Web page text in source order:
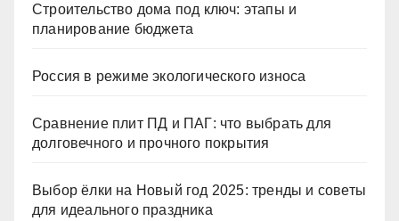
Строительство дома под ключ: этапы и
планирование бюджета
Россия в режиме экологического износа
Сравнение плит ПД и ПАГ: что выбрать для
долговечного и прочного покрытия
Выбор ёлки на Новый год 2025: тренды и советы
для идеального праздника